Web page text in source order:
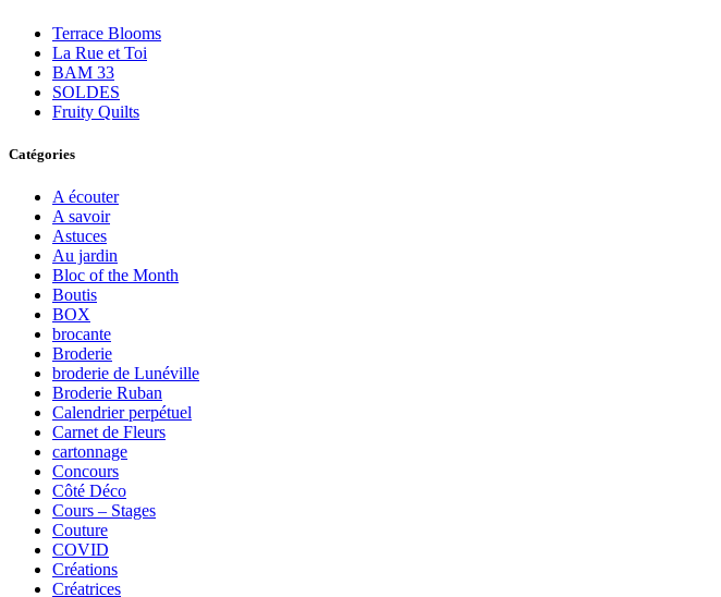
Terrace Blooms
La Rue et Toi
BAM 33
SOLDES
Fruity Quilts
Catégories
A écouter
A savoir
Astuces
Au jardin
Bloc of the Month
Boutis
BOX
brocante
Broderie
broderie de Lunéville
Broderie Ruban
Calendrier perpétuel
Carnet de Fleurs
cartonnage
Concours
Côté Déco
Cours – Stages
Couture
COVID
Créations
Créatrices